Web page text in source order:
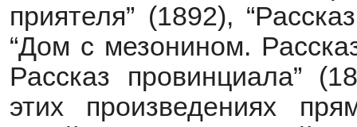
приятеля” (1892),
“Дом с мезонином.
Рассказ провинциала”
этих произведениях